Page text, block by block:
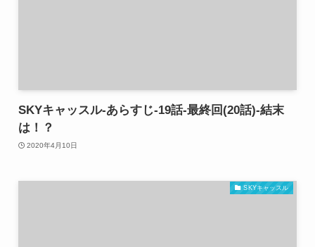
SKYキャッスル-あらすじ-19話-最終回(20話)-結末
は！？
2020年4月10日
SKYキャッスル